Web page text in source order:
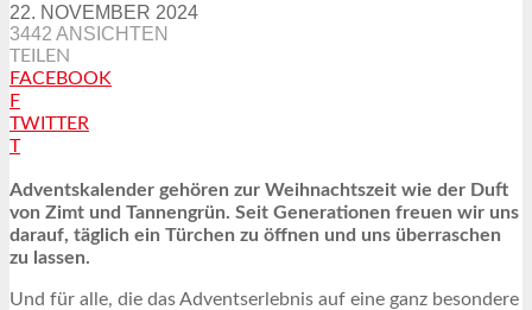
22. NOVEMBER 2024
3442 ANSICHTEN
TEILEN
FACEBOOK
F
TWITTER
T
Adventskalender gehören zur Weihnachtszeit wie der Duft
von Zimt und Tannengrün. Seit Generationen freuen wir uns
darauf, täglich ein Türchen zu öffnen und uns überraschen
zu lassen.
Und für alle, die das Adventserlebnis auf eine ganz besondere